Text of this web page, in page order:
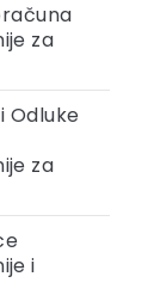
za
Odluke
za
i